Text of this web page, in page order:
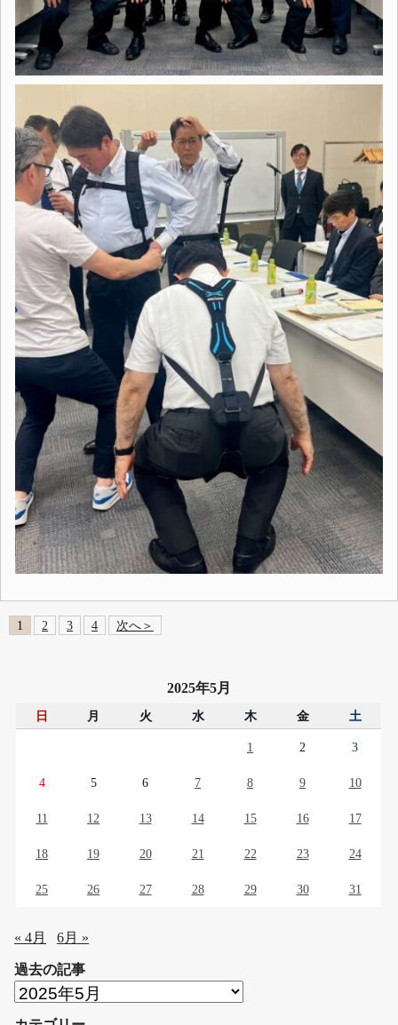
1 2 3 4 次へ＞
2025年5月
日 月 火 水 木 金 土
1 2 3
4 5 6 7 8 9 10
11 12 13 14 15 16 17
18 19 20 21 22 23 24
25 26 27 28 29 30 31
« 4月 6月 »
過去の記事
過